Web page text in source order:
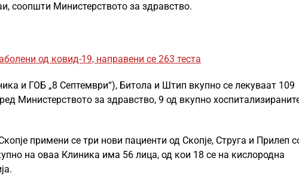
соопшти Министерството за здравство.
од ковид-19, направени се 263 теста
и ГОБ „8 Септември“), Битола и Штип вкупно се лекуваат 109
Министерството за здравство, 9 од вкупно
примени се три нови пациенти од Скопје, Струга и Прилеп
на оваа Клиника има 56 лица, од кои 18 се на кислородна